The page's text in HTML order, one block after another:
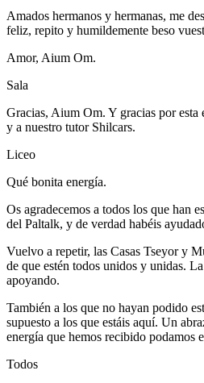
Amados hermanos y hermanas, me
feliz, repito y humildemente beso
Amor, Aium Om.
Sala
Gracias, Aium Om. Y gracias por esta
y a nuestro tutor Shilcars.
Liceo
Qué bonita energía.
Os agradecemos a todos los que han
del Paltalk, y de verdad habéis
Vuelvo a repetir, las Casas Tseyor y
de que estén todos unidos y unidas.
apoyando.
También a los que no hayan podido
supuesto a los que estáis aquí. Un
energía que hemos recibido podamos
Todos